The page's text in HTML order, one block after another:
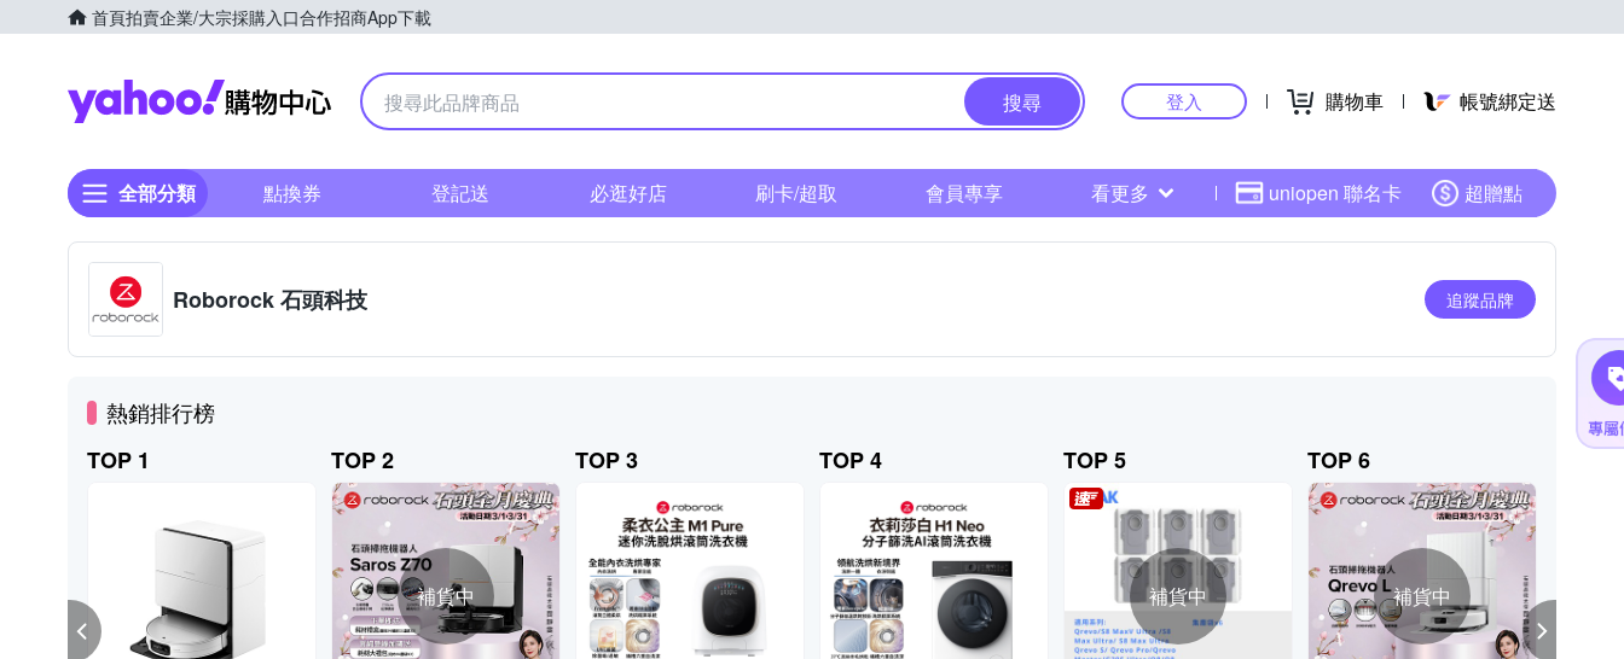
首頁拍賣企業/大宗採購入口合作招商App下載
Yahoo購物中心
搜尋 登入 購物車 帳號綁定送
全部分類 點換券 登記送 必逛好店 刷卡/超取 會員專享 看更多 uniopen 聯名卡 超贈點
Roborock 石頭科技 追蹤品牌
熱銷排行榜
TOP 1
TOP 2
補貨中
TOP 3 TOP 4 TOP 5
補貨中
TOP 6
補貨中